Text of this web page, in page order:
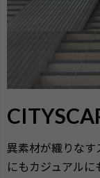
異素材が織りなす
にもカジュアルに